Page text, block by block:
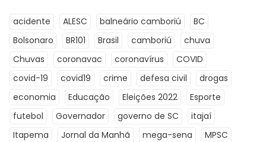
acidente ALESC balneário camboriú
BC
Bolsonaro
BR101 Brasil camboriú
chuva
Chuvas
coronavac coronavírus
COVID
covid-19
covid19 crime defesa civil
drogas
economia
Educação Eleições 2022
Esporte
futebol
Governador governo de SC
itajaí
Itapema
Jornal da Manhã mega-sena
MPSC